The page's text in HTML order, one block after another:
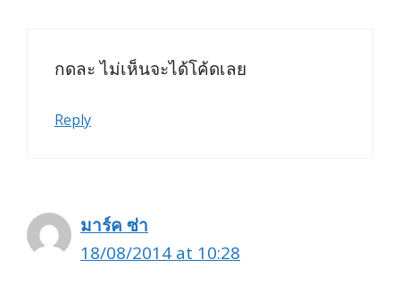
กดละ ไม่เห็นจะได้โค้ดเลย
Reply
มาร์ค ซ่า
18/08/2014 at 10:28